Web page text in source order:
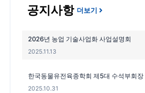
공지사항 더보기
2026년 농업 기술사업화 사업설명회
2025.11.13
한국동물유전육종학회 제5대 수석부회장
2025.10.31